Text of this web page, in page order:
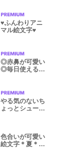
♥︎ふんわりアニ
マル絵文字♥︎
◎赤鼻が可愛い
◎毎日使える
やる気のないち
ょっとシュール
色合いが可愛い
絵文字＊夏＊